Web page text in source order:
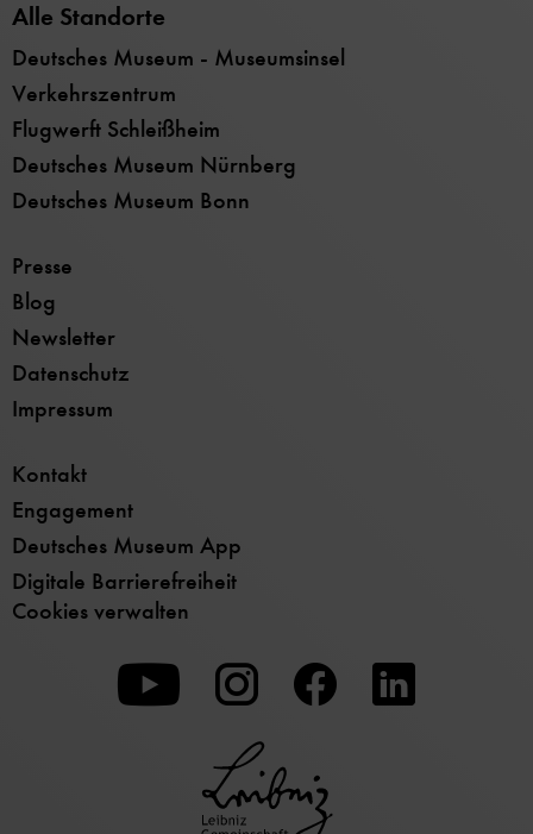
Alle Standorte
Deutsches Museum - Museumsinsel
Verkehrszentrum
Flugwerft Schleißheim
Deutsches Museum Nürnberg
Deutsches Museum Bonn
Presse
Blog
Newsletter
Datenschutz
Impressum
Kontakt
Engagement
Deutsches Museum App
Digitale Barrierefreiheit
Cookies verwalten
Zu
unserer
Youtube-
Seite
Zu
unserer
Instagram-
Seite
Zu
unserer